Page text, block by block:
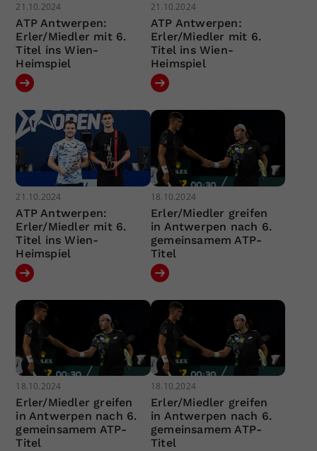
21.10.2024
ATP Antwerpen:
Erler/Miedler mit 6.
Titel ins Wien-
Heimspiel
21.10.2024
ATP Antwerpen:
Erler/Miedler mit 6.
Titel ins Wien-
Heimspiel
21.10.2024
ATP Antwerpen:
Erler/Miedler mit 6.
Titel ins Wien-
Heimspiel
18.10.2024
Erler/Miedler greifen
in Antwerpen nach 6.
gemeinsamem ATP-
Titel
18.10.2024
Erler/Miedler greifen
in Antwerpen nach 6.
gemeinsamem ATP-
Titel
18.10.2024
Erler/Miedler greifen
in Antwerpen nach 6.
gemeinsamem ATP-
Titel